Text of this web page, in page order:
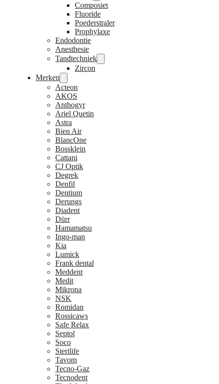
Composiet
Fluoride
Poederstraler
Prophylaxe
Endodontie
Anesthesie
Tandtechniek
Zircon
Merken
Acteon
AKOS
Anthogyr
Ariel Quetin
Astra
Bien Air
BlancOne
Bossklein
Cattani
CJ Optik
Degrek
Denfil
Dentium
Derungs
Diadent
Dürr
Hamamatsu
Ingo-man
Kia
Lumick
Frank dental
Meddent
Medit
Mikrona
NSK
Romidan
Rossicaws
Safe Relax
Septol
Soco
Sterilife
Tavom
Tecno-Gaz
Tecnodent